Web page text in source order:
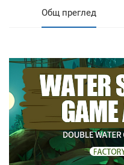
Общ преглед